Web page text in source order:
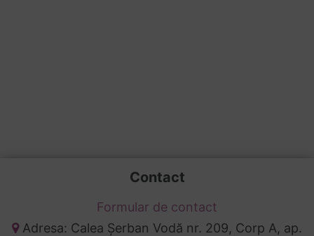
Contact
Formular de contact
Adresa: Calea Șerban Vodă nr. 209, Corp A, ap.